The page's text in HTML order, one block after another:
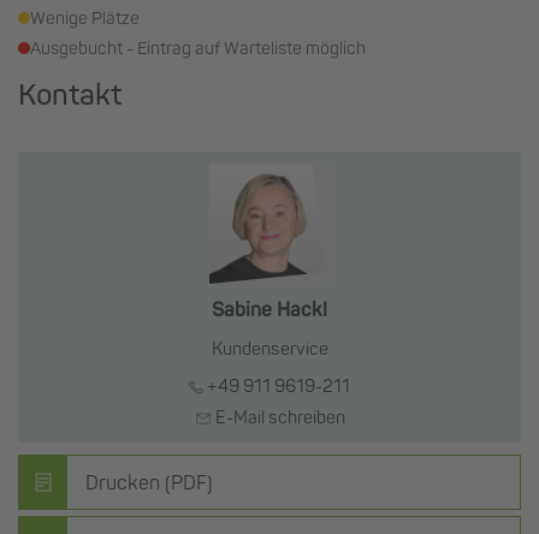
Wenige Plätze
Ausgebucht - Eintrag auf Warteliste möglich
Kontakt
Sabine Hackl
Kundenservice
+49 911 9619-211
E-Mail schreiben
Drucken (PDF)